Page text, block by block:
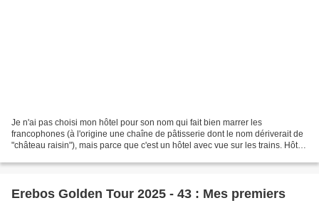
Je n'ai pas choisi mon hôtel pour son nom qui fait bien marrer les
francophones (à l'origine une chaîne de pâtisserie dont le nom dériverait de
"château raisin"), mais parce que c'est un hôtel avec vue sur les trains. Hôtel
Erebos Golden Tour 2025 - 43 : Mes premiers